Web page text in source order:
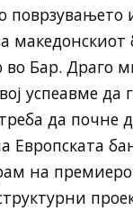
Бар. Драго
успеавме
да почне
на